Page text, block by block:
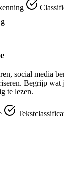
social media
Begrijp wat
te lezen.